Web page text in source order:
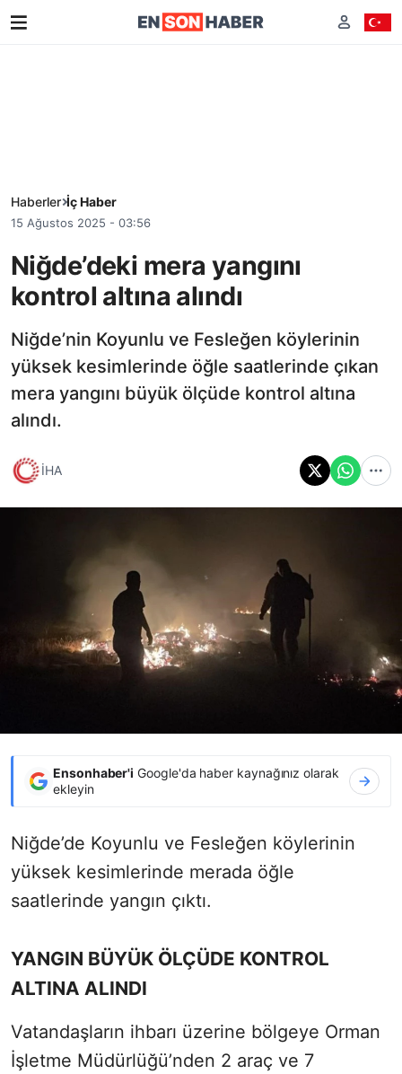
Haberler İç Haber
15 Ağustos 2025 - 03:56
Niğde’deki mera yangını
kontrol altına alındı
Niğde’nin Koyunlu ve Fesleğen köylerinin
yüksek kesimlerinde öğle saatlerinde çıkan
mera yangını büyük ölçüde kontrol altına
alındı.
İHA
Ensonhaber'i Google'da haber kaynağınız olarak
ekleyin
Niğde’de Koyunlu ve Fesleğen köylerinin
yüksek kesimlerinde merada öğle
saatlerinde yangın çıktı.
YANGIN BÜYÜK ÖLÇÜDE KONTROL
ALTINA ALINDI
Vatandaşların ihbarı üzerine bölgeye Orman
İşletme Müdürlüğü’nden 2 araç ve 7